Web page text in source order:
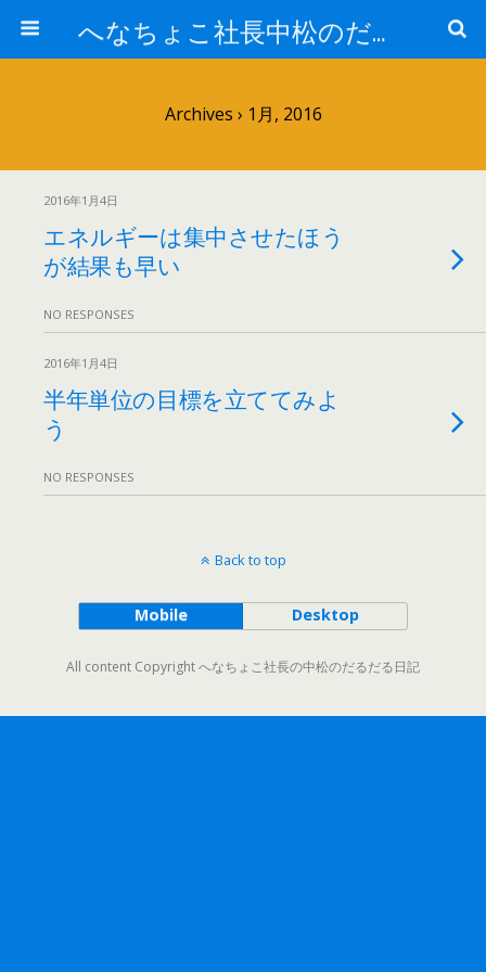
へなちょこ社長中松のだるだる日記
Archives › 1月, 2016
2016年1月4日
エネルギーは集中させたほう
が結果も早い
NO RESPONSES
2016年1月4日
半年単位の目標を立ててみよ
う
NO RESPONSES
Back to top
Mobile Desktop
All content Copyright へなちょこ社長の中松のだるだる日記